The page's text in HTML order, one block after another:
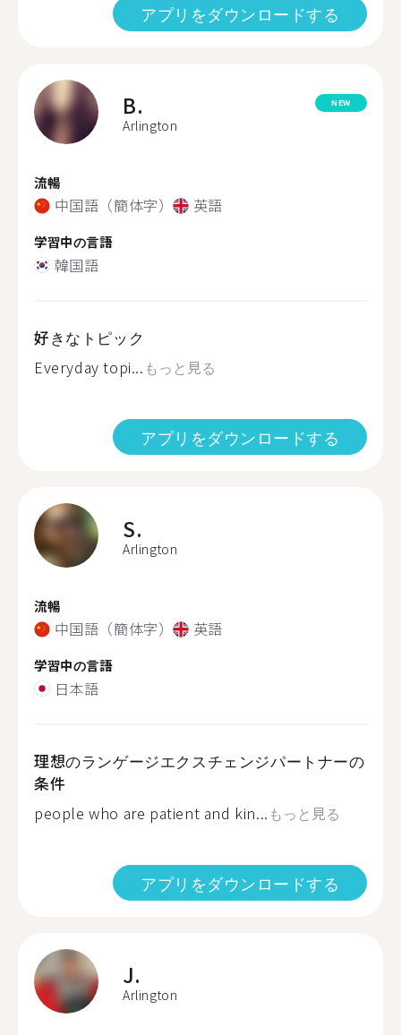
アプリをダウンロードする
B.
Arlington
NEW
流暢
中国語（簡体字） 英語
学習中の言語
韓国語
好きなトピック
Everyday topi... もっと見る
アプリをダウンロードする
S.
Arlington
流暢
中国語（簡体字） 英語
学習中の言語
日本語
理想のランゲージエクスチェンジパートナーの
条件
people who are patient and kin... もっと見る
アプリをダウンロードする
J.
Arlington